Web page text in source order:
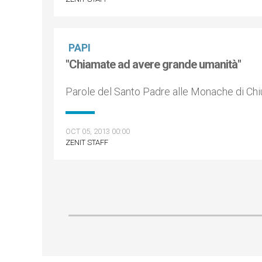
PAPI
"Chiamate ad avere grande umanità"
Parole del Santo Padre alle Monache di
OCT 05, 2013 00:00
ZENIT STAFF